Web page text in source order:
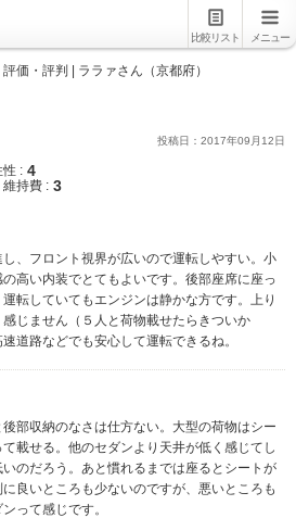
比較リスト メニュー
価・評判 | ララァさん（京都府）
投稿日： 2017年09 月 12日
性 : 4
維持費 : 3
、フロント視界が広いので運転しやすい。小
高い内装でとてもよいです。後部座席に座っ
転していてもエンジンは静かな方です。上り
じません（５人と荷物載せたらきついか
道路などでも安心して運転できるね。
部収納のなさは仕方ない。大型の荷物はシー
載せる。他のセダンより天井が低く感じてし
のだろう。あと慣れるまでは座るとシートが
良いところも少ないのですが、悪いところも
って感じです。